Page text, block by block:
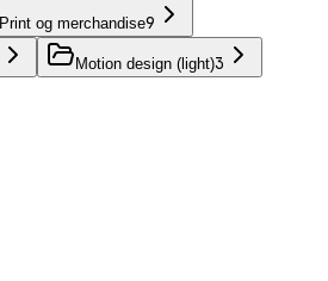
Print og merchandise9
Motion design (light)3